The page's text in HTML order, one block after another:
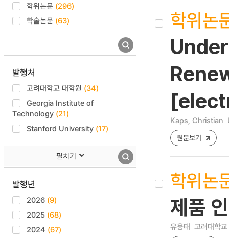
학위논문 (296)
학술논문 (63)
발행처
고려대학교 대학원 (34)
Georgia Institute of
Technology (21)
Stanford University (17)
펼치기
발행년
2026 (9)
2025 (68)
2024 (67)
학위논
Kaps, Christian
원문보기
학위논
제품
유용태 고려대학